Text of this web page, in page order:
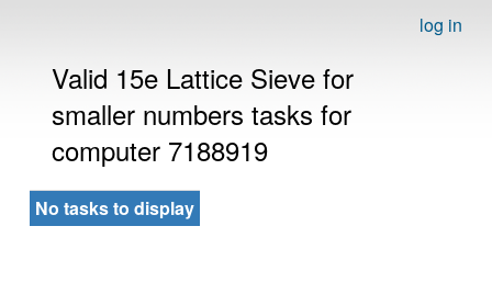
log in
Valid 15e Lattice Sieve for
smaller numbers tasks for
computer 7188919
No tasks to display